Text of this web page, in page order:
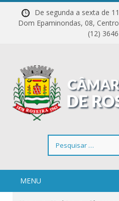
De segunda a sexta
Dom Epaminondas, 08,
(12)
por:
MENU